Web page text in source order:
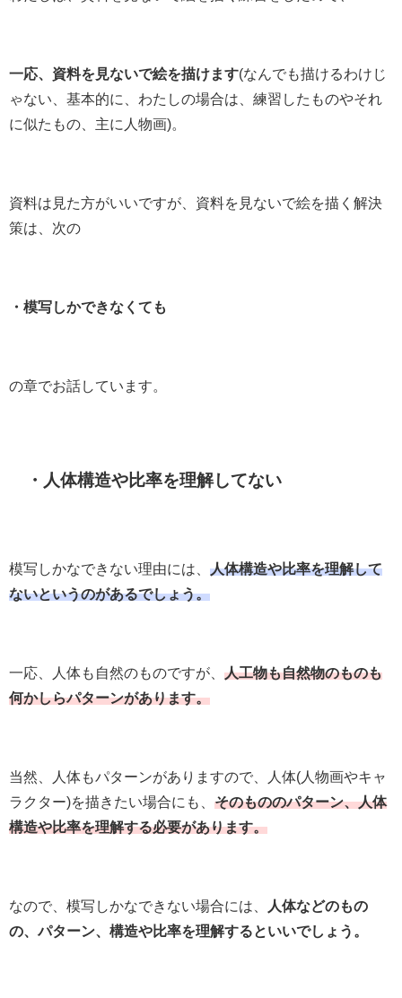
一応、資料を見ないで絵を描けます(なんでも描けるわけじ
ゃない、基本的に、わたしの場合は、練習したものやそれ
に似たもの、主に人物画)。
資料は見た方がいいですが、資料を見ないで絵を描く解決
策は、次の
・模写しかできなくても
の章でお話しています。
・人体構造や比率を理解してない
模写しかなできない理由には、 人体構造や比率を理解して
ないというのがあるでしょう。
一応、人体も自然のものですが、 人工物も自然物のものも
何かしらパターンがあります。
当然、人体もパターンがありますので、人体(人物画やキャ
ラクター)を描きたい場合にも、 そのもののパターン、人体
構造や比率を理解する必要があります。
なので、模写しかなできない場合には、
人体などのもの
の、パターン、構造や比率を理解するといいでしょう。